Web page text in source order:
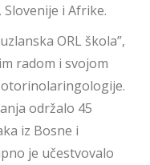
i Afrike.
ORL škola”,
radom i svojom
održalo 45
iz Bosne i
je učestvovalo